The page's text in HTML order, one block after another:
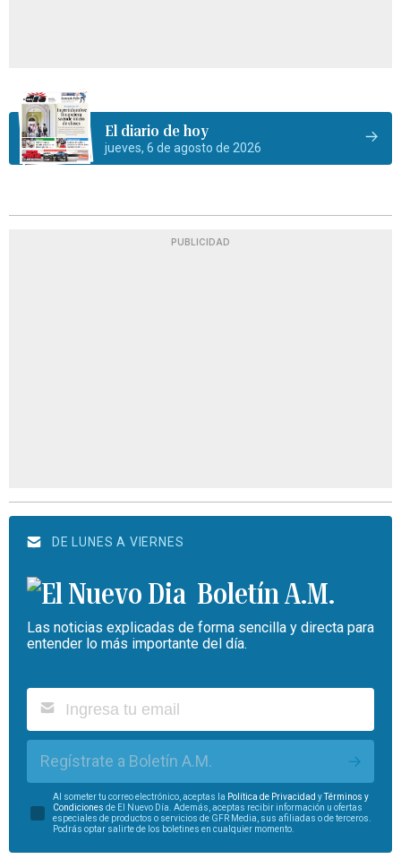
El diario de hoy
jueves, 6 de agosto de 2026
PUBLICIDAD
DE LUNES A VIERNES
Boletín A.M.
Las noticias explicadas de forma sencilla y directa para
entender lo más importante del día.
Regístrate a Boletín A.M.
Al someter tu correo electrónico, aceptas la Política de Privacidad y
Términos y
Condiciones de El Nuevo Día. Además, aceptas recibir información u ofertas
especiales de productos o servicios de GFR Media, sus afiliadas o de terceros.
Podrás optar salirte de los boletines en cualquier momento.